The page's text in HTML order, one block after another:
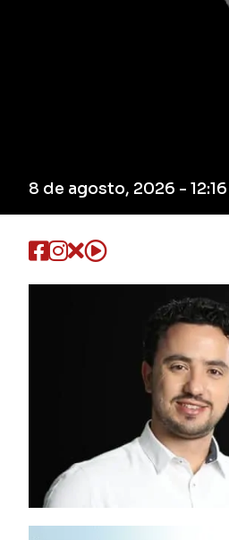
8 de agosto, 2026 - 12:16